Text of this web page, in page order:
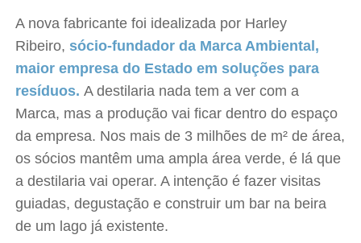
A nova fabricante foi idealizada por Harley
Ribeiro,sócio-fundador da Marca Ambiental,
maior empresa do Estado em soluções para
resíduos.A destilaria nada tem a ver com a
Marca, mas a produção vai ficar dentro do espaço
da empresa. Nos mais de 3 milhões de m² de área,
os sócios mantêm uma ampla área verde, é lá que
a destilaria vai operar. A intenção é fazer visitas
guiadas, degustação e construir um bar na beira
de um lago já existente.